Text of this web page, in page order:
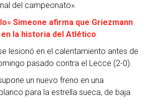
del campeonato».
Simeone afirma que Griezmann
la historia del Atlético
lesionó en el calentamiento antes de
pasado contra el Lecce (2-0).
un nuevo freno en una
para la estrella sueca, de baja